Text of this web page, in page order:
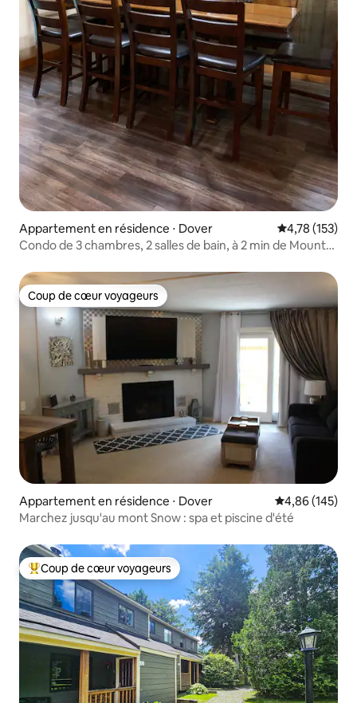
Appartement en résidence ⋅ Dover Évaluation
4,78 (153)
Condo de 3 chambres, 2 salles de bain, à 2 min de Mount
Coup de cœur voyageurs
Coup de cœur voyageurs
Appartement en résidence ⋅ Dover Évaluation
4,86 (145)
Marchez jusqu'au mont Snow : spa et piscine d'été
Coups de cœur voyageurs les plus appréciés
Coup de cœur voyageurs